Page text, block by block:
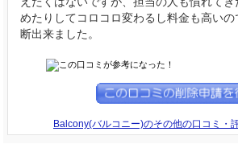
めたりしてコロコロ変わるし料金も高い
断出来ました。
Balcony(バルコニー)のその他の口コミ・